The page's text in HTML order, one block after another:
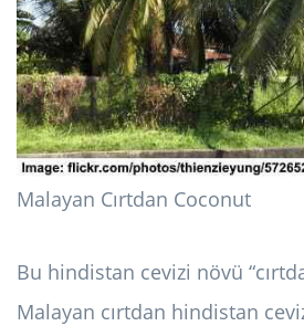
Malayan Cırtdan Coconut
Bu hindistan cevizi növü
Malayan cırtdan hindistan